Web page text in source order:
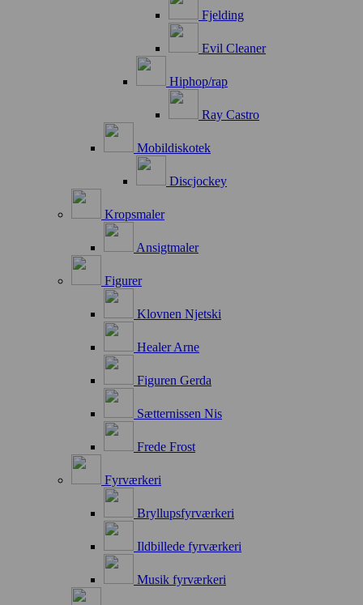
Fjelding
Evil Cleaner
Hiphop/rap
Ray Castro
Mobildiskotek
Discjockey
Kropsmaler
Ansigtmaler
Figurer
Klovnen Njetski
Healer Arne
Figuren Gerda
Sætternissen Nis
Frede Frost
Fyrværkeri
Bryllupsfyrværkeri
Ildbillede fyrværkeri
Musik fyrværkeri